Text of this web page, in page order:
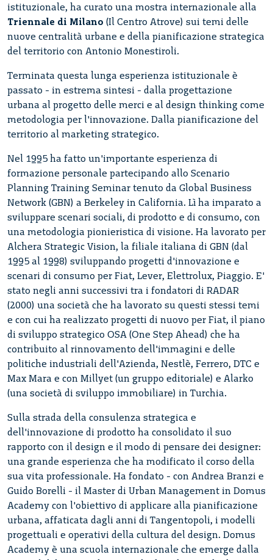
istituzionale, ha curato una mostra internazionale alla
Triennale di Milano (Il Centro Atrove) sui temi delle
nuove centralità urbane e della pianificazione strategica
del territorio con Antonio Monestiroli.
Terminata questa lunga esperienza istituzionale è
passato - in estrema sintesi - dalla progettazione
urbana al progetto delle merci e al design thinking come
metodologia per l'innovazione. Dalla pianificazione del
territorio al marketing strategico.
Nel 1995 ha fatto un'importante esperienza di
formazione personale partecipando allo Scenario
Planning Training Seminar tenuto da Global Business
Network (GBN) a Berkeley in California. Lì ha imparato a
sviluppare scenari sociali, di prodotto e di consumo, con
una metodologia pionieristica di visione. Ha lavorato per
Alchera Strategic Vision, la filiale italiana di GBN (dal
1995 al 1998) sviluppando progetti d'innovazione e
scenari di consumo per Fiat, Lever, Elettrolux, Piaggio. E'
stato negli anni successivi tra i fondatori di RADAR
(2000) una società che ha lavorato su questi stessi temi
e con cui ha realizzato progetti di nuovo per Fiat, il piano
di sviluppo strategico OSA (One Step Ahead) che ha
contribuito al rinnovamento dell'immagini e delle
politiche industriali dell'Azienda, Nestlè, Ferrero, DTC e
Max Mara e con Millyet (un gruppo editoriale) e Alarko
(una società di sviluppo immobiliare) in Turchia.
Sulla strada della consulenza strategica e
dell'innovazione di prodotto ha consolidato il suo
rapporto con il design e il modo di pensare dei designer:
una grande esperienza che ha modificato il corso della
sua vita professionale. Ha fondato - con Andrea Branzi e
Guido Borelli - il Master di Urban Management in Domus
Academy con l'obiettivo di applicare alla pianificazione
urbana, affaticata dagli anni di Tangentopoli, i modelli
progettuali e operativi della cultura del design. Domus
Academy è una scuola internazionale che emerge dalla